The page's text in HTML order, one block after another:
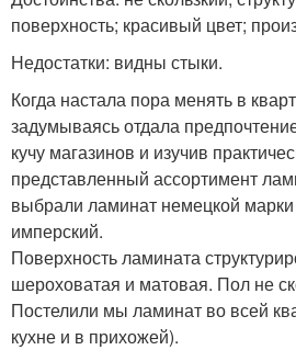
поверхность; красивый цвет;
Недостатки: видны стыки.
Когда настала пора менять в
задумываясь отдала
кучу магазинов и изучив
представленный ассортимент
выбрали ламинат немецкой
имперский.
Поверхность ламината
шероховатая и матовая. Пол не
Постелили мы ламинат во всей
кухне и в прихожей).